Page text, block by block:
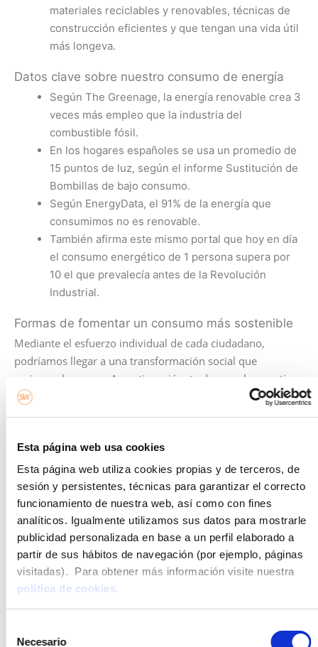
Esta página web usa cookies
Esta página web utiliza cookies propias y de terceros, de
sesión y persistentes, técnicas para garantizar el correcto
funcionamiento de nuestra web, así como con fines
analíticos. Igualmente utilizamos sus datos para mostrarle
publicidad personalizada en base a un perfil elaborado a
partir de sus hábitos de navegación (por ejemplo, páginas
visitadas). Para obtener más información visite nuestra
política de cookies.
Necesario
materiales reciclables y renovables, técnicas de
construcción eficientes y que tengan una vida útil
más longeva.
Datos clave sobre nuestro consumo de energía
Según The Greenage, la energía renovable crea 3
veces más empleo que la industria del
combustible fósil.
En los hogares españoles se usa un promedio de
15 puntos de luz, según el informe Sustitución de
Bombillas de bajo consumo.
Según EnergyData, el 91% de la energía que
consumimos no es renovable.
También afirma este mismo portal que hoy en día
el consumo energético de 1 persona supera por
10 el que prevalecía antes de la Revolución
Industrial.
Formas de fomentar un consumo más sostenible
Mediante el esfuerzo individual de cada ciudadano,
podríamos llegar a una transformación social que
mejorara las cosas. A continuación, te damos algunos tips
muy fáciles de aplicar sobre cómo podrías consumir
energía de una forma más sostenible:
luces y televisores que no estés usando.
Desenchufar aquellos aparatos que no necesitan
estar permanentemente conectados.
Usar laluz natural en casasiempre que puedas.
Utilizar bombillas de bajo consumo.
En lugar de recurrir sistemáticamente al
microondas, intenta descongelar la comida
sacándola con antelación del congelador.
Regula el uso de la calefacción y aire
acondicionado.